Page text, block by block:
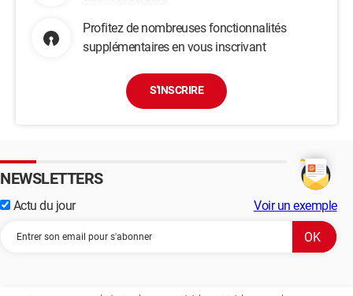
Profitez de nombreuses fonctionnalités
supplémentaires en vous inscrivant
S'INSCRIRE
NEWSLETTERS
Actu du jour Voir un exemple